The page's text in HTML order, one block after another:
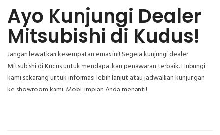
Ayo Kunjungi Dealer
Mitsubishi di Kudus!
Jangan lewatkan kesempatan emas ini! Segera kunjungi dealer
Mitsubishi di Kudus untuk mendapatkan penawaran terbaik. Hubungi
kami sekarang untuk informasi lebih lanjut atau jadwalkan kunjungan
ke showroom kami. Mobil impian Anda menanti!